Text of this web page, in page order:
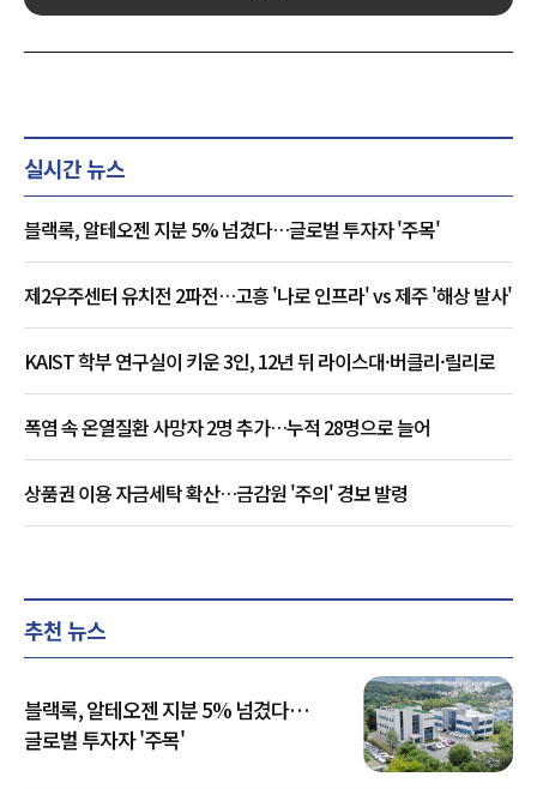
실시간 뉴스
블랙록, 알테오젠 지분 5% 넘겼다…글로벌 투자자 '주목'
제2우주센터 유치전 2파전…고흥 '나로 인프라' vs 제주 '해상 발사'
KAIST 학부 연구실이 키운 3인, 12년 뒤 라이스대·버클리·릴리로
폭염 속 온열질환 사망자 2명 추가…누적 28명으로 늘어
상품권 이용 자금세탁 확산…금감원 '주의' 경보 발령
추천 뉴스
블랙록, 알테오젠 지분 5% 넘겼다…
글로벌 투자자 '주목'